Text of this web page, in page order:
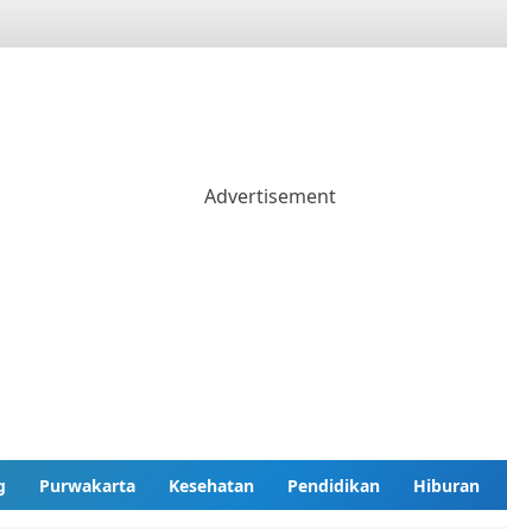
Purwakarta Kesehatan Pendidikan Hiburan